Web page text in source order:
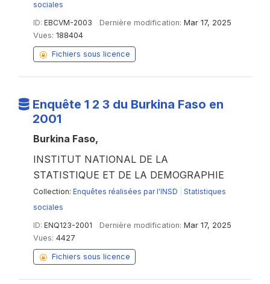
sociales
ID: EBCVM-2003 Dernière modification: Mar 17, 2025
Vues: 188404
Fichiers sous licence
Enquête 1 2 3 du Burkina Faso en
2001
Burkina Faso,
INSTITUT NATIONAL DE LA
STATISTIQUE ET DE LA DEMOGRAPHIE
Collection: Enquêtes réalisées par l'INSD
Statistiques
sociales
ID: ENQ123-2001 Dernière modification: Mar 17, 2025
Vues: 4427
Fichiers sous licence